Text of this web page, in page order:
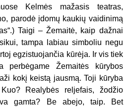
Kelmės mažasis teatras,
parodė įdomų kaukių vaidinimą
Taigi – Žemaitė, kaip dažnai
tampa labiau simboliu negu
egzistuojančia kūrėja. Ir vis tiek
Žemaitės kūrybos
kokį keistą jausmą. Toji kūryba
Realybės reljefais, žodžio
gamta? Be abejo, taip. Bet